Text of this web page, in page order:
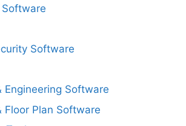
Software
Engineering Software
Floor Plan Software